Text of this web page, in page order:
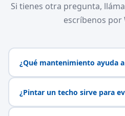
Si tienes otra pregunta,
escríbenos por
¿Qué mantenimiento ayuda
¿Pintar un techo sirve para